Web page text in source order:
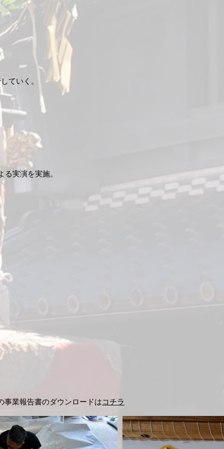
ていく。​
実演を実施。
業報告書のダウンロードはコチラ